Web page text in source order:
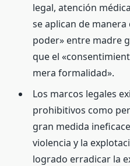
legal, atención
se aplican de manera
poder» entre madre
que el
mera formalidad».
Los marcos legales
prohibitivos como
gran medida
violencia y la
logrado erradicar la